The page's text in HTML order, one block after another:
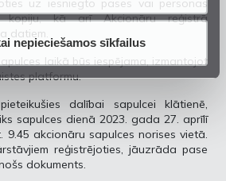
nepieciešamos sīkfailus
uz iesniegto pases vai personas
kopiju, kā arī Akcionāru reģistrā
datiem.
laikā būs iespējama, izmantojot
platformu.
dalībai sapulcei klātienē,
sapulces dienā 2023. gada 27. aprīlī
9.45 akcionāru sapulces norises vietā.
reģistrējoties, jāuzrāda pase
dokuments.